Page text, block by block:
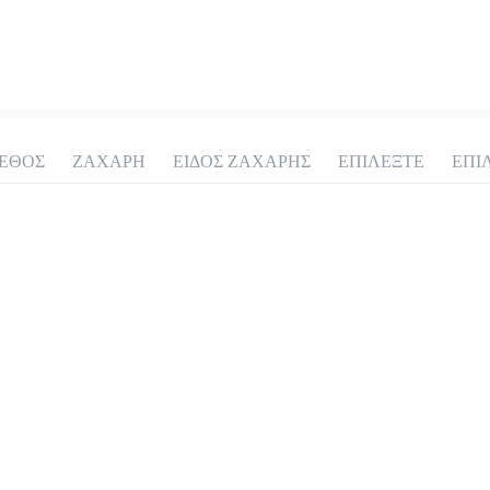
ΖΑΧΑΡΗ ΕΙΔΟΣ ΖΑΧΑΡΗΣ ΕΠΙΛΕΞΤΕ